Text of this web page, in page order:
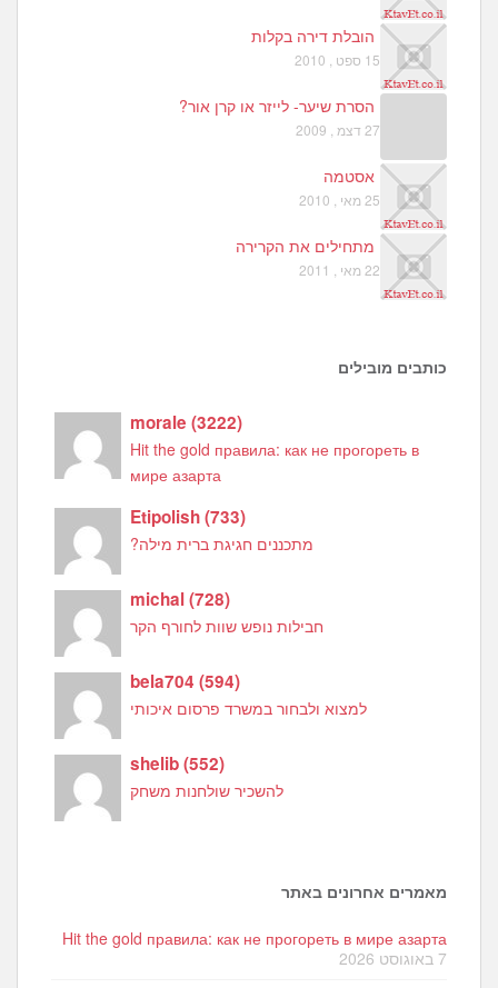
הובלת דירה בקלות
15 ספט , 2010
הסרת שיער- לייזר או קרן אור?
27 דצמ , 2009
אסטמה
25 מאי , 2010
מתחילים את הקרירה
22 מאי , 2011
כותבים מובילים
morale(3222)
Hit the gold правила: как не прогореть в
мире азарта
Etipolish(733)
מתכננים חגיגת ברית מילה?
michal(728)
חבילות נופש שוות לחורף הקר
bela704(594)
למצוא ולבחור במשרד פרסום איכותי
shelib(552)
להשכיר שולחנות משחק
מאמרים אחרונים באתר
Hit the gold правила: как не прогореть в мире азарта
7 באוגוסט 2026